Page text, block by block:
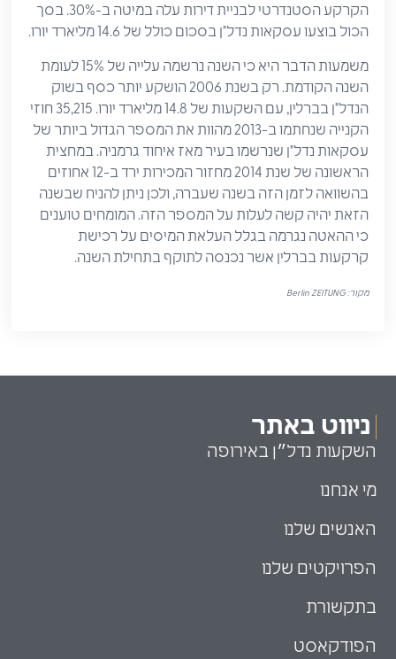
הקרקע הסטנדרטי לבניית דירות עלה במיטה ב-30%. בסך
הכול בוצעו עסקאות נדל"ן בסכום כולל של 14.6 מליארד יורו.
משמעות הדבר היא כי השנה נרשמה עלייה של 15% לעומת
השנה הקודמת. רק בשנת 2006 הושקע יותר כסף בשוק
הנדל"ן בברלין, עם השקעות של 14.8 מליארד יורו. 35,215 חוזי
הקנייה שנחתמו ב-2013 מהוות את המספר הגדול ביותר של
עסקאות נדל"ן שנרשמו בעיר מאז איחוד גרמניה. במחצית
הראשונה של שנת 2014 מחזור המכירות ירד ב-12 אחוזים
בהשוואה לזמן הזה בשנה שעברה, ולכן ניתן להניח שבשנה
הזאת יהיה קשה לעלות על המספר הזה. המומחים טוענים
כי ההאטה נגרמה בגלל העלאת המיסים על רכישת
קרקעות בברלין אשר נכנסה לתוקף בתחילת השנה.
מקור:Berlin ZEITUNG
ניווט באתר
השקעות נדל״ן באירופה
מי אנחנו
האנשים שלנו
הפרויקטים שלנו
בתקשורת
הפודקאסט